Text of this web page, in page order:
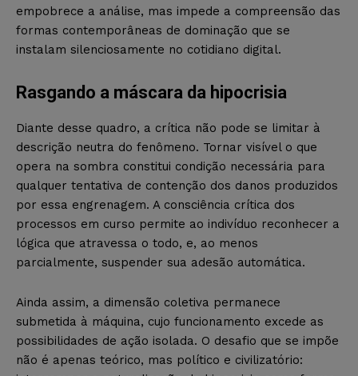
empobrece a análise, mas impede a compreensão das
formas contemporâneas de dominação que se
instalam silenciosamente no cotidiano digital.
Rasgando a máscara da hipocrisia
Diante desse quadro, a crítica não pode se limitar à
descrição neutra do fenômeno. Tornar visível o que
opera na sombra constitui condição necessária para
qualquer tentativa de contenção dos danos produzidos
por essa engrenagem. A consciência crítica dos
processos em curso permite ao indivíduo reconhecer a
lógica que atravessa o todo, e, ao menos
parcialmente, suspender sua adesão automática.
Ainda assim, a dimensão coletiva permanece
submetida à máquina, cujo funcionamento excede as
possibilidades de ação isolada. O desafio que se impõe
não é apenas teórico, mas político e civilizatório: